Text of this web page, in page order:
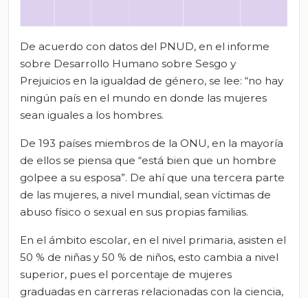
De acuerdo con datos del PNUD, en el informe
sobre Desarrollo Humano sobre Sesgo y
Prejuicios en la igualdad de género, se lee: “no hay
ningún país en el mundo en donde las mujeres
sean iguales a los hombres.
De 193 países miembros de la ONU, en la mayoría
de ellos se piensa que “está bien que un hombre
golpee a su esposa”. De ahí que una tercera parte
de las mujeres, a nivel mundial, sean víctimas de
abuso físico o sexual en sus propias familias.
En el ámbito escolar, en el nivel primaria, asisten el
50 % de niñas y 50 % de niños, esto cambia a nivel
superior, pues el porcentaje de mujeres
graduadas en carreras relacionadas con la ciencia,